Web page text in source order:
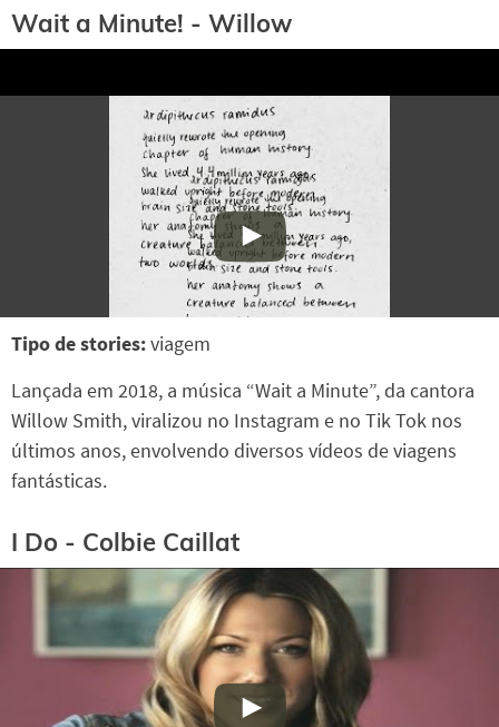
Wait a Minute! - Willow
Tipo de stories:viagem
Lançada em 2018, a música “Wait a Minute”, da cantora
Willow Smith, viralizou no Instagram e no Tik Tok nos
últimos anos, envolvendo diversos vídeos de viagens
fantásticas.
I Do - Colbie Caillat